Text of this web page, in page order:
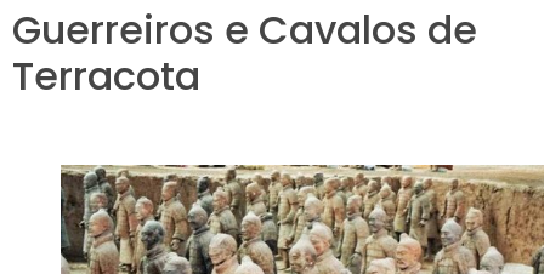
Guerreiros e Cavalos de
Terracota